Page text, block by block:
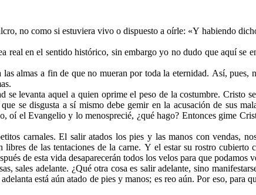
no como si estuviera vivo o dispuesto a oírle: «Y habiendo
real en el sentido histórico, sin embargo yo no dudo que aquí se
almas a fin de que no mueran por toda la eternidad. Así, pues,
levanta aquel a quien oprime el peso de la costumbre. Cristo
se disgusta a sí mismo debe gemir en la acusación de sus
el Evangelio y lo menosprecié, ¿qué hago? Entonces gime
carnales. El salir atados los pies y las manos con vendas,
de las tentaciones de la carne. Y el estar su rostro cubierto
de esta vida desaparecerán todos los velos para que podamos
sales adelante. ¿Qué otra cosa es salir adelante, sino
está aún atado de pies y manos; es reo aún. Por eso, para